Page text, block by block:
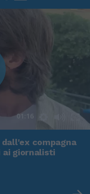
01:16
compagna
ai giornalisti